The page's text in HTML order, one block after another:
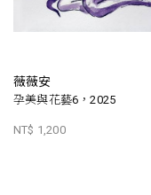
薇薇安
孕美與花藝6，2025
NT$ 1,200